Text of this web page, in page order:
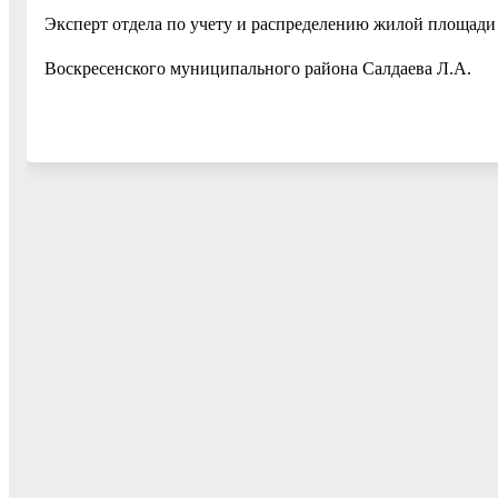
Эксперт отдела по учету и распределению жилой
Воскресенского муниципального района Салдаева Л.А.